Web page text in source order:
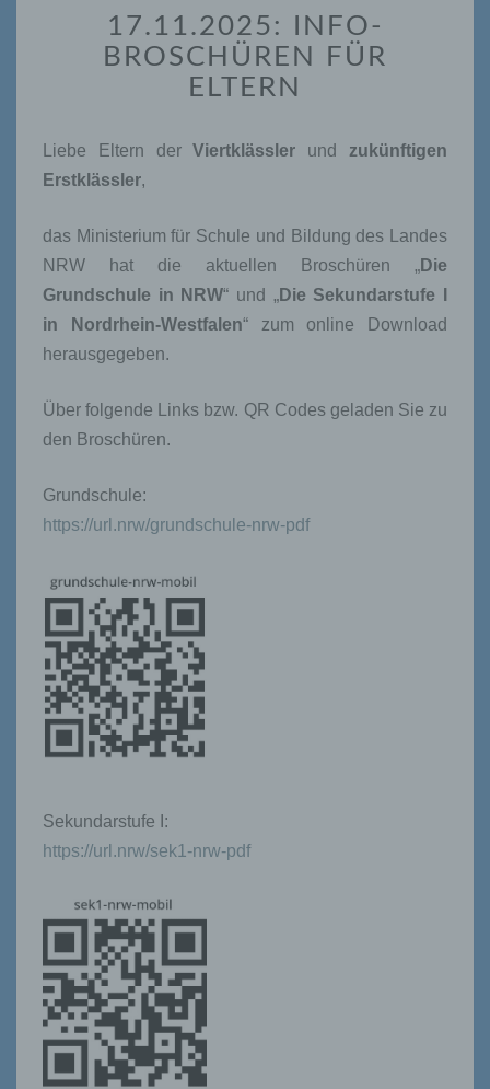
INFO-
BROSCHÜREN
FÜR
ELTERN
17.11.2025: INFO-
BROSCHÜREN FÜR
ELTERN
Liebe Eltern derViertklässler undzukünftigen
Erstklässler,
das Ministerium für Schule und Bildung des Landes
NRW hat die aktuellen Broschüren „Die
Grundschule in NRW“ und „Die Sekundarstufe I
in Nordrhein-Westfalen“ zum online Download
herausgegeben.
Über folgende Links bzw. QR Codes geladen Sie zu
den Broschüren.
Grundschule:
https://url.nrw/grundschule-nrw-pdf
Sekundarstufe I:
https://url.nrw/sek1-nrw-pdf